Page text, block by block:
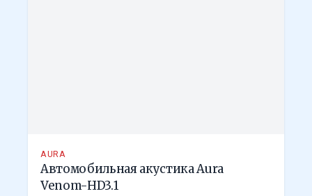
AURA
Автомобильная акустика Aura
Venom-HD3.1